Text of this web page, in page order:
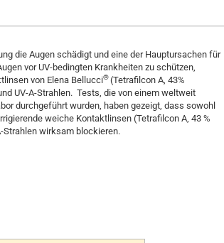
die Augen schädigt und eine der Hauptursachen für
vor UV-bedingten Krankheiten zu schützen,
von Elena Bellucci®(Tetrafilcon A, 43%
UV-A-Strahlen. Tests, die von einem weltweit
durchgeführt wurden, haben gezeigt, dass sowohl
weiche Kontaktlinsen (Tetrafilcon A, 43 %
Strahlen wirksam blockieren.